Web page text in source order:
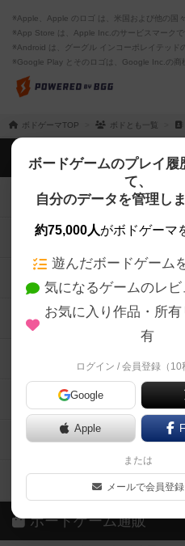
※Apple、Apple のロゴ は、米国および他の国
※App Store は、Apple Inc.のサービスマークで
※Android は、グーグル インコーポレイテッド
※Google Play とそのロゴは、Google Inc.の商
ボドゲーマTOP ボドとも一覧
ボードゲームのプレイ履
て、
自分のデータを管理し
約75,000人がボドゲーマ
遊んだボードゲーム
気になるゲームのレ
お気に入り作品・所
有
ログイン / 会員登録（10
Google
Apple
または
メールで会員登録
ボドゲーマTOP
ボードゲームを検索する
ボードゲームの新着レビ
ボードゲーム会情報
メカニクス特集
掲示板・トピックス
ボドとも・会員一覧
ボードゲーム業界コラム
ボドゲーマご利用案内
ボードゲーム通販